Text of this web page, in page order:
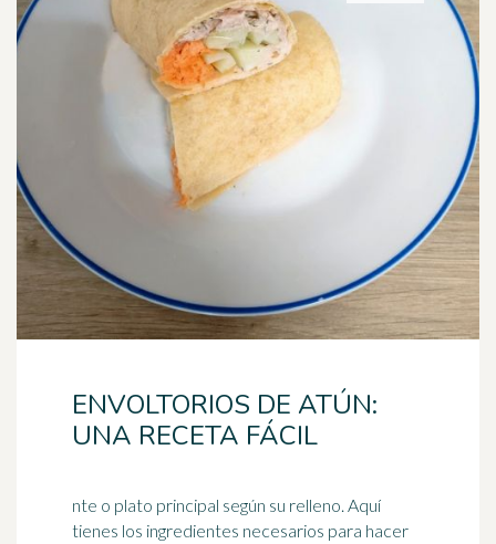
ENVOLTORIOS DE ATÚN:
UNA RECETA FÁCIL
nte o plato principal según su relleno. Aquí
tienes los ingredientes necesarios para hacer